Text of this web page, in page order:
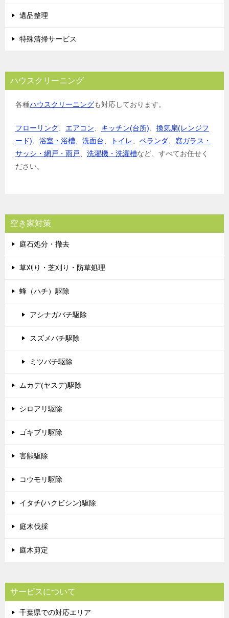
遺品整理
特殊清掃サービス
ハウスクリーニング
各種ハウスクリーニングも対応しております。
フローリング エアコン キッチン(台所)
換気扇(レンジフ
ード)
浴室・浴槽 洗面台 トイレ ベランダ
窓ガラス・
サッシ・網戸・雨戸
洗濯機・洗濯槽など、すべてお任せく
ださい。
空き家対策
庭石処分・撤去
草刈り・芝刈り・防草処理
蜂（ハチ）駆除
アシナガバチ駆除
スズメバチ駆除
ミツバチ駆除
ムカデ(ヤスデ)駆除
シロアリ駆除
ゴキブリ駆除
害獣駆除
コウモリ駆除
イタチ(ハクビシン)駆除
庭木伐採
庭木剪定
サービスについて
千葉県での対応エリア